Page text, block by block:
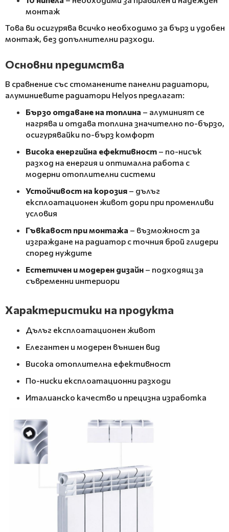
монтаж
Това ви осигурява всичко необходимо за бърз и удобен
монтаж, без допълнителни разходи.
Основни предимства
В сравнение със стоманените панелни радиатори,
алуминиевите радиатори Helyos предлагат:
Бързо отдаване на топлина – алуминият се
нагрява и отдава топлина значително по-бързо,
осигурявайки по-бърз комфорт
Висока енергийна ефективност – по-нисък
разход на енергия и оптимална работа с
модерни отоплителни системи
Устойчивост на корозия – дълъг
експлоатационен живот дори при променливи
условия
Гъвкавост при монтажа – възможност за
изграждане на радиатор с точния брой глидери
според нуждите
Естетичен и модерен дизайн – подходящ за
съвременни интериори
Характеристики на продукта
Дълъг експлоатационен живот
Елегантен и модерен външен вид
Висока отоплителна ефективност
По-ниски експлоатационни разходи
Италианско качество и прецизна изработка